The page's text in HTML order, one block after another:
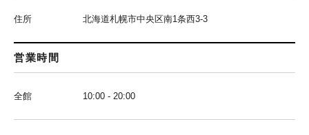
住所 北海道札幌市中央区南1条西3-3
営業時間
全館 10:00 - 20:00